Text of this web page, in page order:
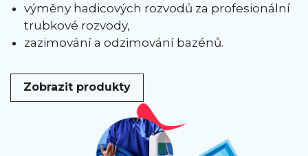
výměny hadicových rozvodů za profesionální
trubkové rozvody,
zazimování a odzimování bazénů.
Zobrazit produkty